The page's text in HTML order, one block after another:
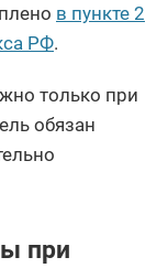
в пункте 2
РФ.
только при
обязан
при